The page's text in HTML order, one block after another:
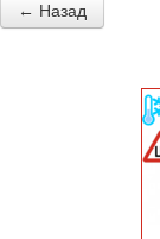
← Назад